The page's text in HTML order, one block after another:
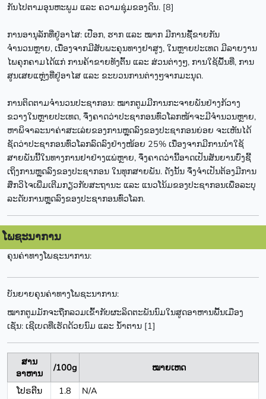
ກັນໄປຕາມອຸນຫະພູມ ແລະ ຄວາມຊຸ່ມຂອງດິນ. [8]
ການອານຸລັກທີ່ຢູ່ອາໄສ: ເປືອກ, ຮາກ ແລະ ໝາກ ມີການຊື້ຂາຍກັນ
ຈຳນວນຫຼາຍ, ເນື່ອງຈາກມີສັບພະຄຸນທາງຢາສູງ, ໃນຫຼາຍປະເທດ ມີລາຍງານ
ໄພຄຸກຄາມໄດ້ແກ່ ການຄ້າຂາຍທັງຕົ້ນ ແລະ ສ່ວນຕ່າງໆ, ການໃຊ້ພື້ນທີ່, ການ
ສູນເສຍແຫຼ່ງທີ່ຢູ່ອາໄສ ແລະ ຂະບວນການຕ່າງໆຈາກມະນຸດ.
ການຕິດຕາມຈຳນວນປະຊາກອນ: ໝາກຕູມມີການກະຈາຍພັນຢ່າງກ້ວາງ
ຂວາງໃນຫຼາຍປະເທດ, ຈຶ່ງຄາດວ່າປະຊາກອນທົ່ວໂລກໜ້າຈະມີຈຳນວນຫຼາຍ,
ຫາພິຈາລະນາຄ່າສະເລ່ຍຂອງການຫຼຸດລົງຂອງປະຊາກອນຍ່ອຍ ຈະເຫັນໄດ້
ຊັດວ່າປະຊາກອນທົ່ວໂລກລົດລົງຢ່າງໜ້ອຍ 25% ເນື່ອງຈາກມີການນຳໃຊ້
ສາຍພັນນີ້ໃນທາງການຢາຢ່າງແພ່ຫຼາຍ, ຈຶ່ງຄາດວ່ານີ້ອາດເປັນສັນຍານບົ່ງຊີ້
ເຖິງການຫຼຸດລົງຂອງປະຊາກອນ ໃນທຸກສາຍພັນ. ດັງນັ້ນ ຈຶ່ງຈຳເປັນຕ້ອງມີການ
ສຶກວິໄຈເພີ່ມເຕີມກຽວກັບສະຖານະ ແລະ ແນວໂນ້ມຂອງປະຊາກອນເພື່ອລະບຸ
ລະດັບການຫຼຸດລົງຂອງປະຊາກອນທົ່ວໂລກ.
ໂພຊະນາການ
ຄຸນຄ່າທາງໂພຊະນາການ:
ບັນຍາຍຄຸນຄ່າທາງໂພຊະນາການ:
ໝາກຕູມມັກຈະຖືກລວມເຂົ້າກັບຜະລິດຕະພັນນົມໃນສູດອາຫານພື້ນເມືອງ
ເຊັ່ນ: ເຊີເບດທີ່ເຮັດດ້ວຍນົມ ແລະ ນ້ຳຕານ [1]
ສານ
ອາຫານ
/100g
ໝາຍເຫດ
ໂປຣຕີນ
1.8
N/A